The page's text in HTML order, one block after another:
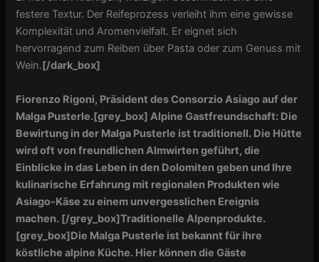
festere Textur. Der Reifeprozess verleiht ihm eine gewisse
Komplexität und Aromenvielfalt. Er eignet sich
hervorragend zum Reiben über Pasta oder zum Genuss mit
Wein.[/dark_box]
Fiorenzo Rigoni, Präsident des Consorzio Asiago auf der
Malga Pusterle.[grey_box] Alpine Gastfreundschaft: Die
Bewirtung in der Malga Pusterle ist traditionell. Die Hütte
wird oft von freundlichen Almwirten geführt, die
Einblicke in das Leben in den Dolomiten geben und Ihre
kulinarische Erfahrung mit regionalen Produkten wie
Asiago-Käse zu einem unvergesslichen Ereignis
machen. [/grey_box]Traditionelle Alpenprodukte.
[grey_box]Die Malga Pusterle ist bekannt für ihre
köstliche alpine Küche. Hier können die Gäste